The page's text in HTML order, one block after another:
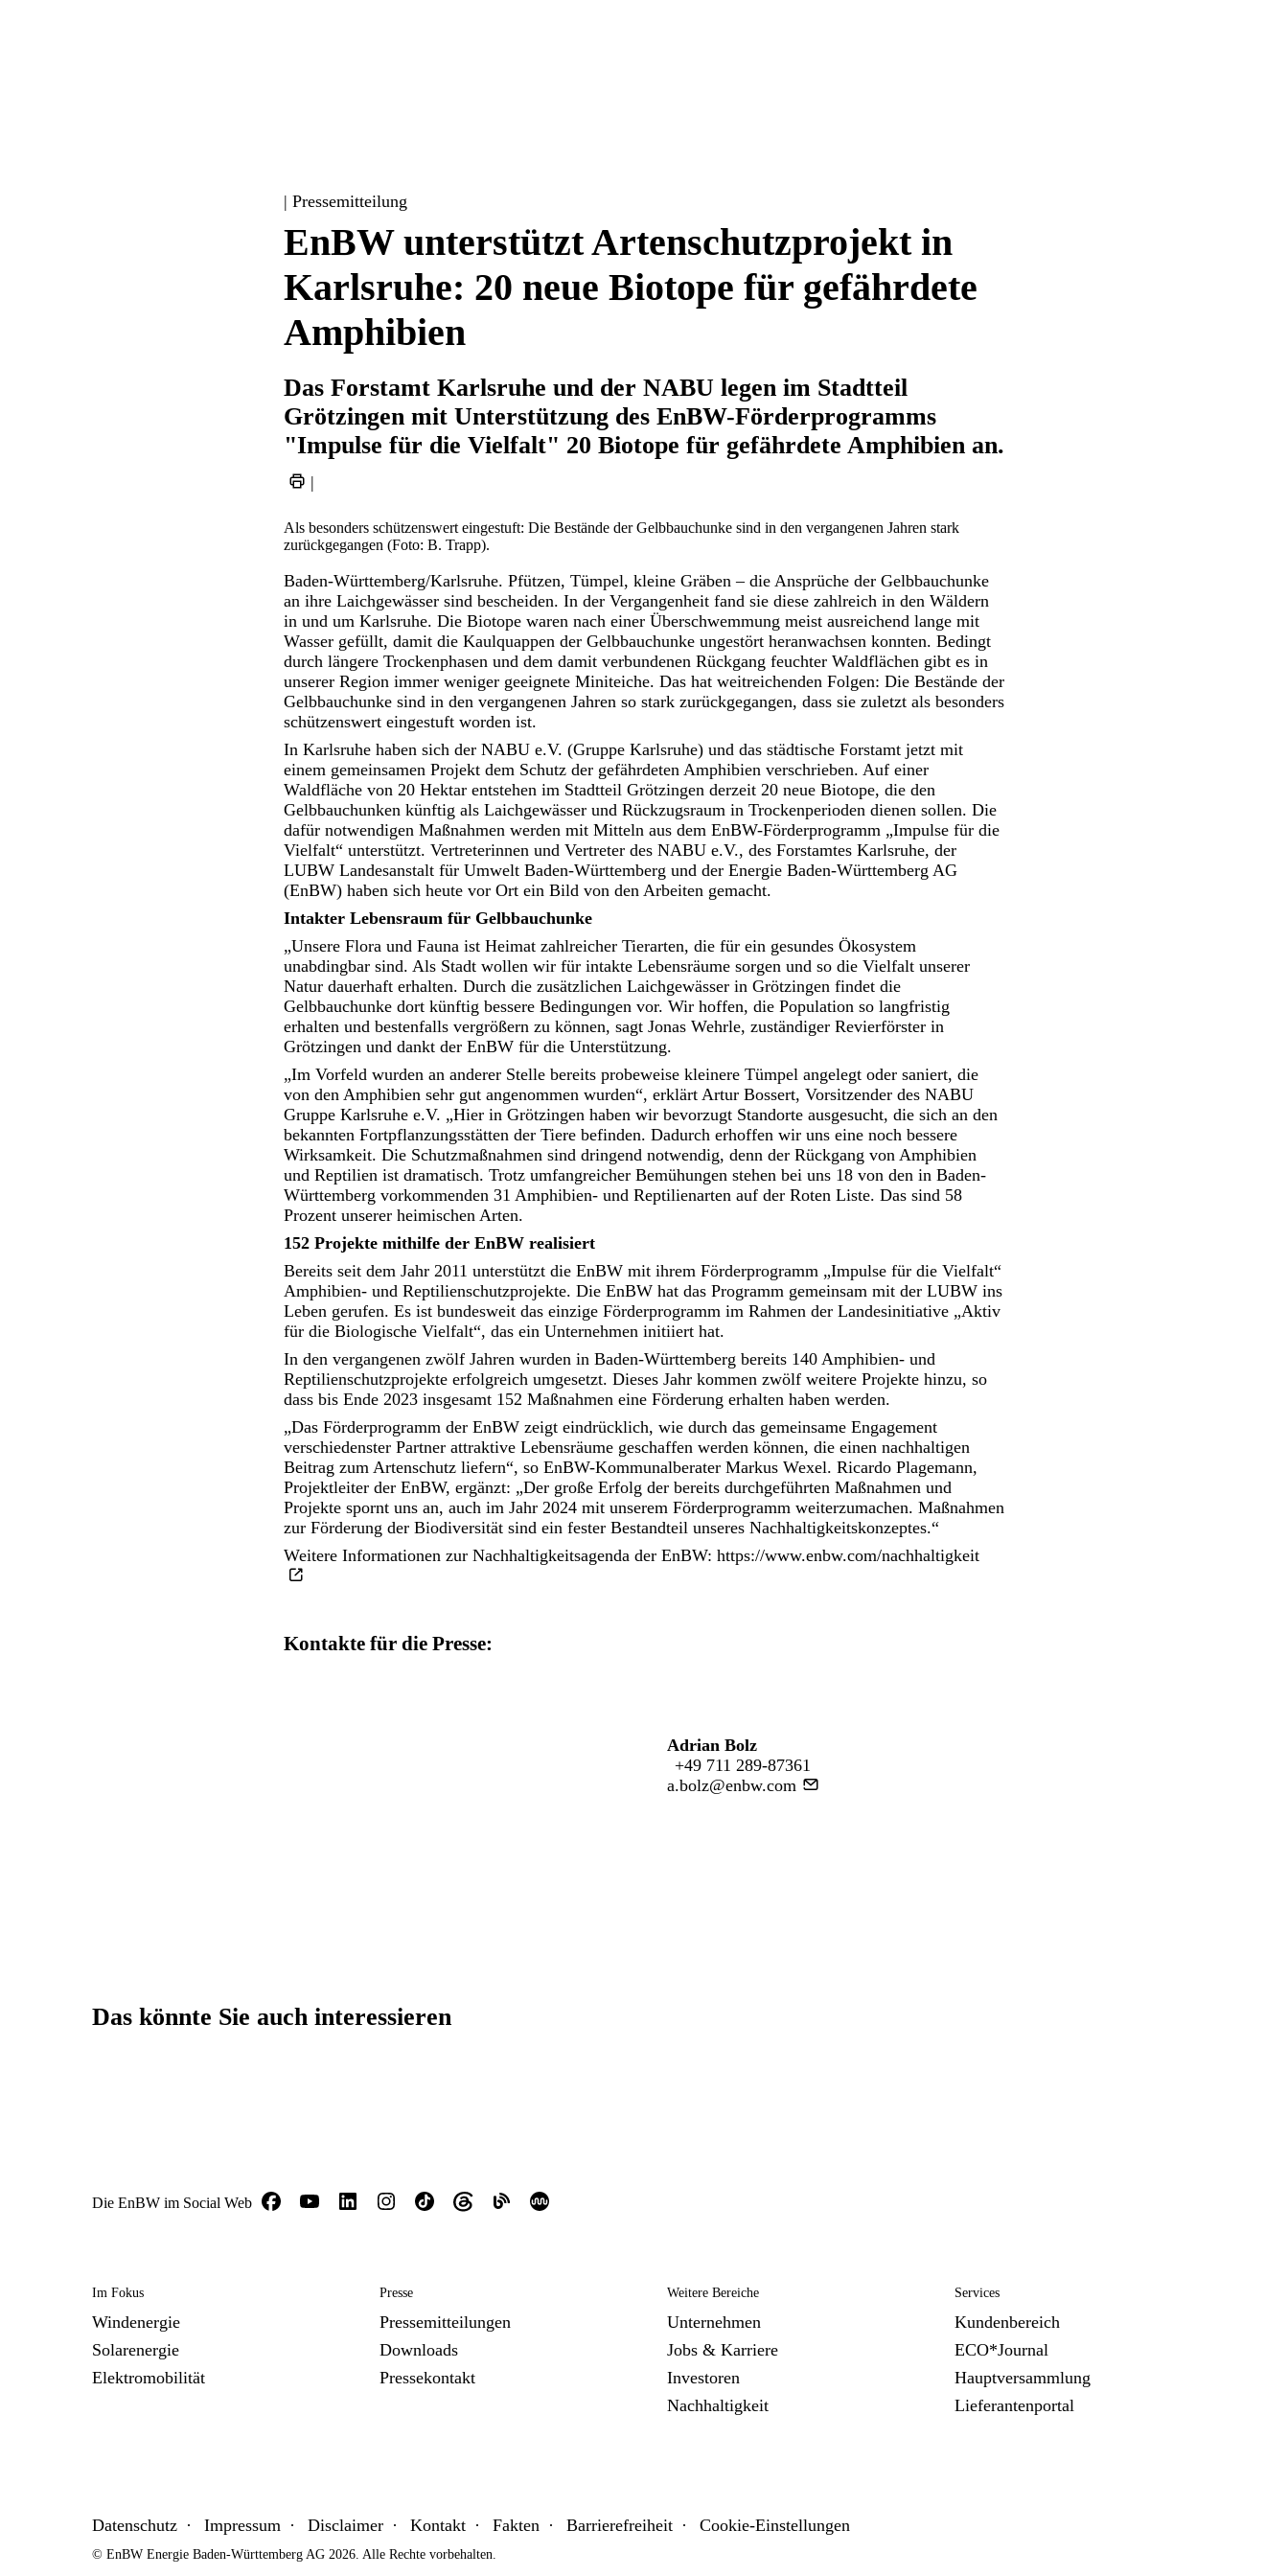
| Pressemitteilung
EnBW unterstützt Artenschutzprojekt in
Karlsruhe: 20 neue Biotope für gefährdete
Amphibien
Das Forstamt Karlsruhe und der NABU legen im Stadtteil
Grötzingen mit Unterstützung des EnBW-Förderprogramms
"Impulse für die Vielfalt" 20 Biotope für gefährdete Amphibien an.
|
Als besonders schützenswert eingestuft: Die Bestände der Gelbbauchunke sind in den vergangenen Jahren stark
zurückgegangen (Foto: B. Trapp).
Baden-Württemberg/Karlsruhe. Pfützen, Tümpel, kleine Gräben – die Ansprüche der Gelbbauchunke
an ihre Laichgewässer sind bescheiden. In der Vergangenheit fand sie diese zahlreich in den Wäldern
in und um Karlsruhe. Die Biotope waren nach einer Überschwemmung meist ausreichend lange mit
Wasser gefüllt, damit die Kaulquappen der Gelbbauchunke ungestört heranwachsen konnten. Bedingt
durch längere Trockenphasen und dem damit verbundenen Rückgang feuchter Waldflächen gibt es in
unserer Region immer weniger geeignete Miniteiche. Das hat weitreichenden Folgen: Die Bestände der
Gelbbauchunke sind in den vergangenen Jahren so stark zurückgegangen, dass sie zuletzt als besonders
schützenswert eingestuft worden ist.
In Karlsruhe haben sich der NABU e.V. (Gruppe Karlsruhe) und das städtische Forstamt jetzt mit
einem gemeinsamen Projekt dem Schutz der gefährdeten Amphibien verschrieben. Auf einer
Waldfläche von 20 Hektar entstehen im Stadtteil Grötzingen derzeit 20 neue Biotope, die den
Gelbbauchunken künftig als Laichgewässer und Rückzugsraum in Trockenperioden dienen sollen. Die
dafür notwendigen Maßnahmen werden mit Mitteln aus dem EnBW-Förderprogramm „Impulse für die
Vielfalt“ unterstützt. Vertreterinnen und Vertreter des NABU e.V., des Forstamtes Karlsruhe, der
LUBW Landesanstalt für Umwelt Baden-Württemberg und der Energie Baden-Württemberg AG
(EnBW) haben sich heute vor Ort ein Bild von den Arbeiten gemacht.
Intakter Lebensraum für Gelbbauchunke
„Unsere Flora und Fauna ist Heimat zahlreicher Tierarten, die für ein gesundes Ökosystem
unabdingbar sind. Als Stadt wollen wir für intakte Lebensräume sorgen und so die Vielfalt unserer
Natur dauerhaft erhalten. Durch die zusätzlichen Laichgewässer in Grötzingen findet die
Gelbbauchunke dort künftig bessere Bedingungen vor. Wir hoffen, die Population so langfristig
erhalten und bestenfalls vergrößern zu können, sagt Jonas Wehrle, zuständiger Revierförster in
Grötzingen und dankt der EnBW für die Unterstützung.
„Im Vorfeld wurden an anderer Stelle bereits probeweise kleinere Tümpel angelegt oder saniert, die
von den Amphibien sehr gut angenommen wurden“, erklärt Artur Bossert, Vorsitzender des NABU
Gruppe Karlsruhe e.V. „Hier in Grötzingen haben wir bevorzugt Standorte ausgesucht, die sich an den
bekannten Fortpflanzungsstätten der Tiere befinden. Dadurch erhoffen wir uns eine noch bessere
Wirksamkeit. Die Schutzmaßnahmen sind dringend notwendig, denn der Rückgang von Amphibien
und Reptilien ist dramatisch. Trotz umfangreicher Bemühungen stehen bei uns 18 von den in Baden-
Württemberg vorkommenden 31 Amphibien- und Reptilienarten auf der Roten Liste. Das sind 58
Prozent unserer heimischen Arten.
152 Projekte mithilfe der EnBW realisiert
Bereits seit dem Jahr 2011 unterstützt die EnBW mit ihrem Förderprogramm „Impulse für die Vielfalt“
Amphibien- und Reptilienschutzprojekte. Die EnBW hat das Programm gemeinsam mit der LUBW ins
Leben gerufen. Es ist bundesweit das einzige Förderprogramm im Rahmen der Landesinitiative „Aktiv
für die Biologische Vielfalt“, das ein Unternehmen initiiert hat.
In den vergangenen zwölf Jahren wurden in Baden-Württemberg bereits 140 Amphibien- und
Reptilienschutzprojekte erfolgreich umgesetzt. Dieses Jahr kommen zwölf weitere Projekte hinzu, so
dass bis Ende 2023 insgesamt 152 Maßnahmen eine Förderung erhalten haben werden.
„Das Förderprogramm der EnBW zeigt eindrücklich, wie durch das gemeinsame Engagement
verschiedenster Partner attraktive Lebensräume geschaffen werden können, die einen nachhaltigen
Beitrag zum Artenschutz liefern“, so EnBW-Kommunalberater Markus Wexel. Ricardo Plagemann,
Projektleiter der EnBW, ergänzt: „Der große Erfolg der bereits durchgeführten Maßnahmen und
Projekte spornt uns an, auch im Jahr 2024 mit unserem Förderprogramm weiterzumachen. Maßnahmen
zur Förderung der Biodiversität sind ein fester Bestandteil unseres Nachhaltigkeitskonzeptes.“
Weitere Informationen zur Nachhaltigkeitsagenda der EnBW: https://www.enbw.com/nachhaltigkeit
Kontakte für die Presse:
Adrian Bolz
+49 711 289-87361
a.bolz@enbw.com
Das könnte Sie auch interessieren
Die EnBW im Social Web
Im Fokus
Windenergie
Solarenergie
Elektromobilität
Presse
Pressemitteilungen
Downloads
Pressekontakt
Weitere Bereiche
Unternehmen
Jobs & Karriere
Investoren
Nachhaltigkeit
Services
Kundenbereich
ECO*Journal
Hauptversammlung
Lieferantenportal
Datenschutz Impressum Disclaimer Kontakt Fakten Barrierefreiheit Cookie-Einstellungen
© EnBW Energie Baden-Württemberg AG 2026. Alle Rechte vorbehalten.